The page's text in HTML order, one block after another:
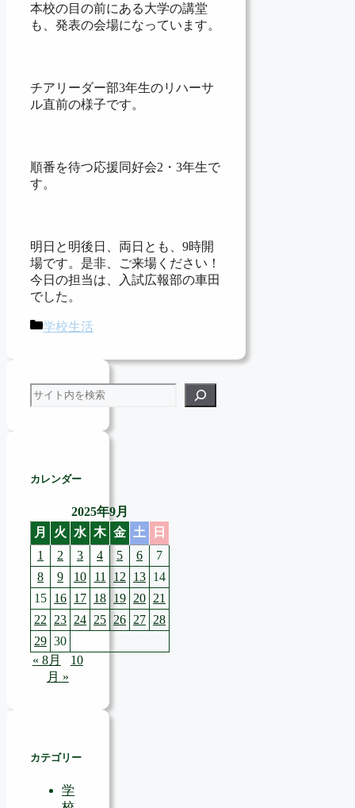
本校の目の前にある大学の講堂
も、発表の会場になっています。
チアリーダー部3年生のリハーサ
ル直前の様子です。
順番を待つ応援同好会2・3年生で
す。
明日と明後日、両日とも、9時開
場です。是非、ご来場ください！
今日の担当は、入試広報部の車田
でした。
カ
ー
学校生活
検索
カレンダー
2025年9月
月
火 水 木 金 土
日
1
2 3 4 5 6
7
8
9 10 11 12 13 14
15 16 17 18 19 20 21
22
23 24 25 26 27 28
29 30
« 8月
10
月 »
カテゴリー
学